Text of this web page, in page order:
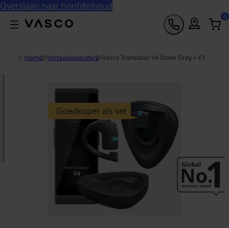
Overslaan naar hoofdinhoud
0
Home >Vertaalapparaten >Vasco Translator V4 Stone Gray + E1
Goedkoper als set